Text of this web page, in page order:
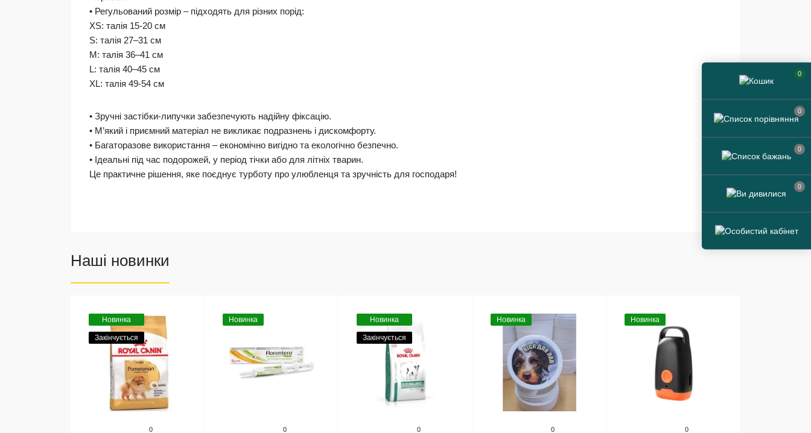
0
0
0
0
• Регульований розмір – підходять для різних порід:
XS: талія 15-20 см
S: талія 27–31 см
M: талія 36–41 см
L: талія 40–45 см
XL: талія 49-54 см
• Зручні застібки-липучки забезпечують надійну фіксацію.
• М’який і приємний матеріал не викликає подразнень і дискомфорту.
• Багаторазове використання – економічно вигідно та екологічно безпечно.
• Ідеальні під час подорожей, у період тічки або для літніх тварин.
Це практичне рішення, яке поєднує турботу про улюбленця та зручність для господаря!
Наші новинки
Новинка
Закінчується
0
Новинка
0
Новинка
Закінчується
0
Новинка
0
Новинка
0